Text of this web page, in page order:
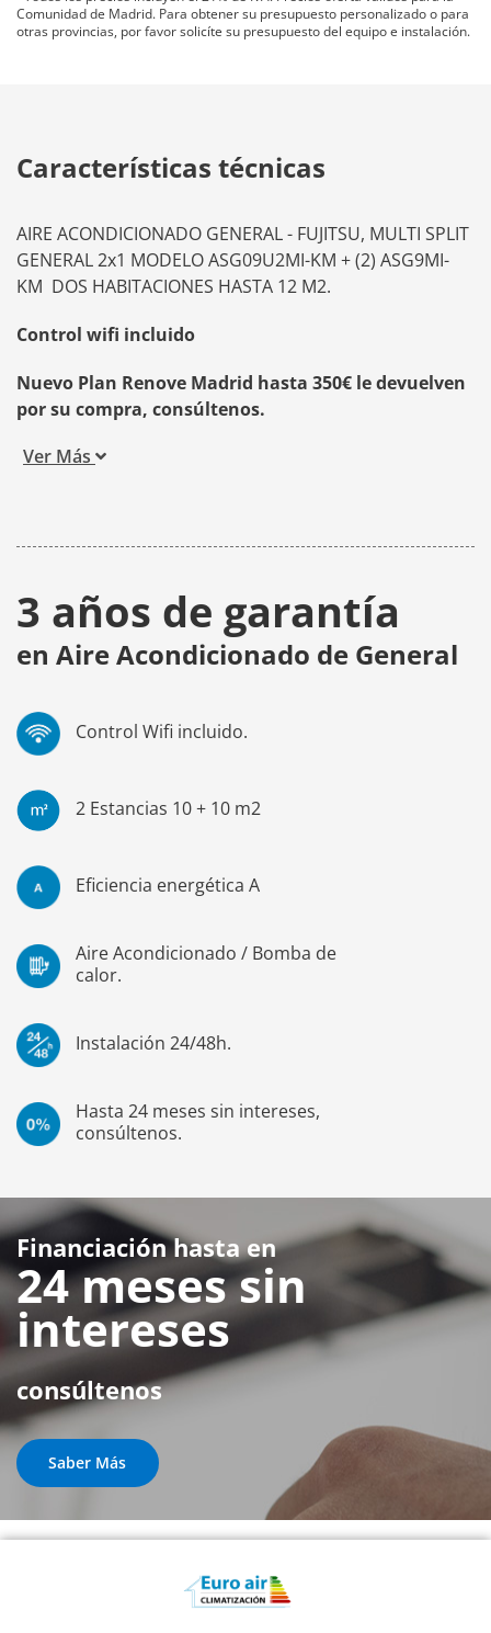
Comunidad de Madrid. Para obtener su presupuesto personalizado o para
otras provincias, por favor solicíte su presupuesto del equipo e instalación.
Características técnicas
AIRE ACONDICIONADO GENERAL - FUJITSU, MULTI SPLIT
GENERAL 2x1 MODELO ASG09U2MI-KM + (2) ASG9MI-
KM DOS HABITACIONES HASTA 12 M2.
Control wifi incluido
Nuevo Plan Renove Madrid hasta 350€ le devuelven
por su compra, consúltenos.
Ver Más
3 años de garantía
en Aire Acondicionado de General
Control Wifi incluido.
2 Estancias 10 + 10 m2
Eficiencia energética A
Aire Acondicionado / Bomba de
calor.
Instalación 24/48h.
Hasta 24 meses sin intereses,
consúltenos.
Financiación hasta en
24 meses sin
intereses
consúltenos
Saber Más